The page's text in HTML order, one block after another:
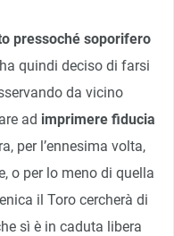
pressoché soporifero
quindi deciso di farsi
da vicino
ad imprimere fiducia
per l’ennesima volta,
o per lo meno di quella
il Toro cercherà di
sì è in caduta libera